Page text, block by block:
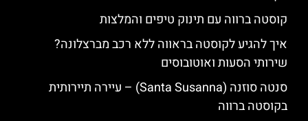
קוסטה ברווה עם תינוק טיפים והמלצות
איך להגיע לקוסטה בראווה ללא רכב מברצלונה?
שירותי הסעות ואוטובוסים
סנטה סוזנה (Santa Susanna) – עיירה תיירותית
בקוסטה ברווה